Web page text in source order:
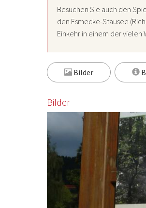
Besuchen Sie auch den
den Esmecke-Stausee
Einkehr in einem der
Bilder
Bilder